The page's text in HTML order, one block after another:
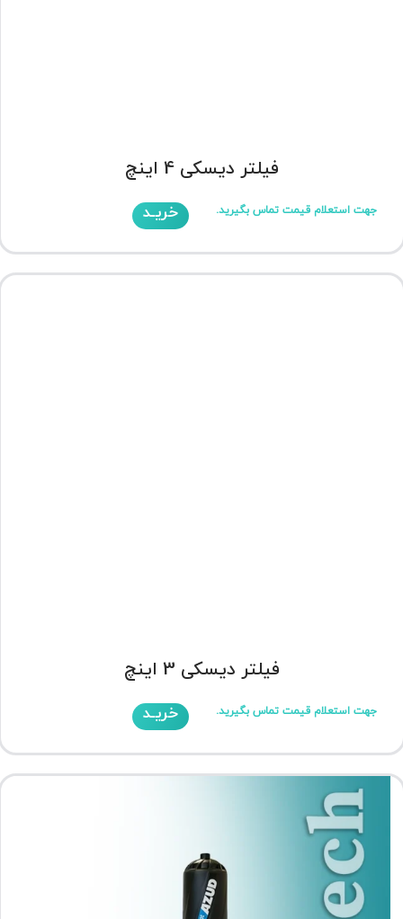
فیلتر دیسکی 4 اینچ
جهت استعلام قیمت تماس بگیرید. خریـد
فیلتر دیسکی 3 اینچ
جهت استعلام قیمت تماس بگیرید. خریـد